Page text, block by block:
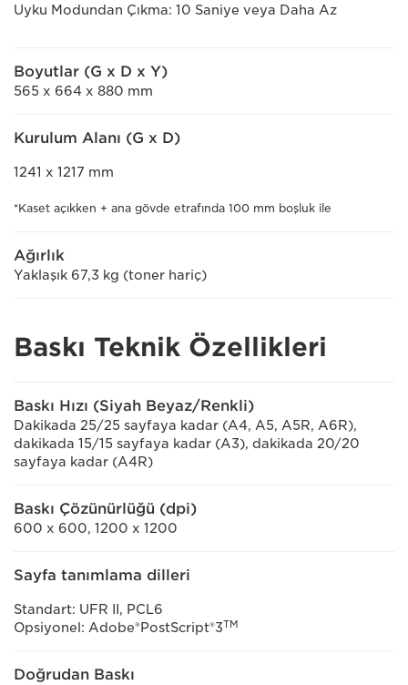
Uyku Modundan Çıkma: 10 Saniye veya Daha Az
Boyutlar (G x D x Y)
565 x 664 x 880 mm
Kurulum Alanı (G x D)
1241 x 1217 mm
*Kaset açıkken + ana gövde etrafında 100 mm boşluk ile
Ağırlık
Yaklaşık 67,3 kg (toner hariç)
Baskı Teknik Özellikleri
Baskı Hızı (Siyah Beyaz/Renkli)
Dakikada 25/25 sayfaya kadar (A4, A5, A5R, A6R),
dakikada 15/15 sayfaya kadar (A3), dakikada 20/20
sayfaya kadar (A4R)
Baskı Çözünürlüğü (dpi)
600 x 600, 1200 x 1200
Sayfa tanımlama dilleri
Standart: UFR II, PCL6
Opsiyonel: Adobe®PostScript®3TM
Doğrudan Baskı